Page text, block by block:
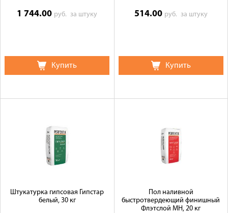
1 744.00 руб.за штуку
Купить
514.00 руб. за штуку
Купить
Штукатурка гипсовая Гипстар
белый, 30 кг
Пол наливной
быстротвердеющий финишный
Флэтслой МН, 20 кг